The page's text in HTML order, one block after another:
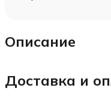
Описание
Доставка и